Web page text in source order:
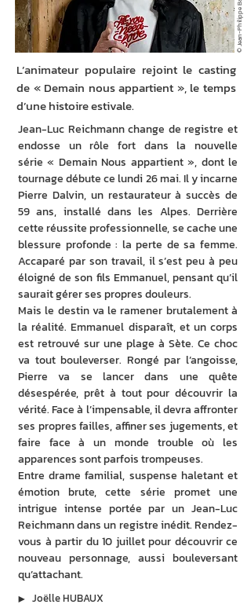
© Jean-Philippe Baltel/TF1
Jean-Luc Reichmann change de registre et
endosse un rôle fort dans la nouvelle
série « Demain Nous appartient », dont le
tournage débute ce lundi 26 mai. Il y incarne
Pierre Dalvin, un restaurateur à succès de
59 ans, installé dans les Alpes. Derrière
cette réussite professionnelle, se cache une
blessure profonde : la perte de sa femme.
Accaparé par son travail, il s’est peu à peu
éloigné de son fils Emmanuel, pensant qu’il
saurait gérer ses propres douleurs.
Mais le destin va le ramener brutalement à
la réalité. Emmanuel disparaît, et un corps
est retrouvé sur une plage à Sète. Ce choc
va tout bouleverser. Rongé par l’angoisse,
Pierre va se lancer dans une quête
désespérée, prêt à tout pour découvrir la
vérité. Face à l’impensable, il devra affronter
ses propres failles, affiner ses jugements, et
faire face à un monde trouble où les
apparences sont parfois trompeuses.
Entre drame familial, suspense haletant et
émotion brute, cette série promet une
intrigue intense portée par un Jean-Luc
Reichmann dans un registre inédit. Rendez-
vous à partir du 10 juillet pour découvrir ce
nouveau personnage, aussi bouleversant
qu’attachant.
▶︎ Joëlle HUBAUX
L’animateur populaire rejoint le casting
de « Demain nous appartient », le temps
d’une histoire estivale.